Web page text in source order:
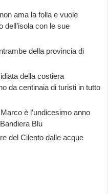
ama la folla e vuole
dell’isola con le sue
della provincia di
della costiera
da centinaia di turisti in tutto
è l’undicesimo anno
Blu
del Cilento dalle acque